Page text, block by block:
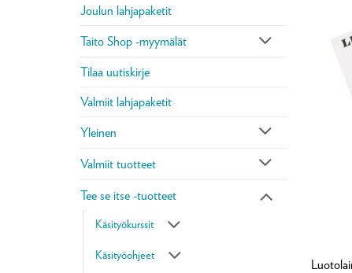
Joulun lahjapaketit
Taito Shop -myymälät
Tilaa uutiskirje
Valmiit lahjapaketit
Yleinen
Valmiit tuotteet
Tee se itse -tuotteet
Käsityökurssit
Käsityöohjeet